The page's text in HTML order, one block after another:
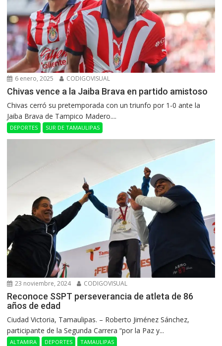
6 enero, 2025 CODIGOVISUAL
Chivas vence a la Jaiba Brava en partido amistoso
Chivas cerró su pretemporada con un triunfo por 1-0 ante la
Jaiba Brava de Tampico Madero....
DEPORTES SUR DE TAMAULIPAS
23 noviembre, 2024 CODIGOVISUAL
Reconoce SSPT perseverancia de atleta de 86
años de edad
Ciudad Victoria, Tamaulipas. – Roberto Jiménez Sánchez,
participante de la Segunda Carrera “por la Paz y...
ALTAMIRA DEPORTES TAMAULIPAS